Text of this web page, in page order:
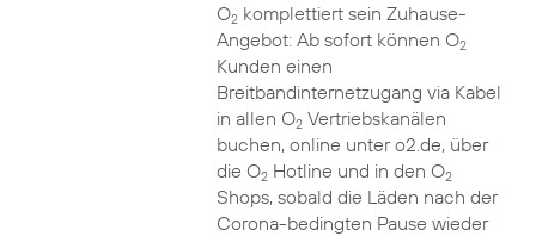
O2komplettiert sein Zuhause-
Angebot: Ab sofort können O2
Kunden einen
Breitbandinternetzugang via Kabel
in allen O2Vertriebskanälen
buchen, online unter o2.de, über
die O2Hotline und in den O2
Shops, sobald die Läden nach der
Corona-bedingten Pause wieder